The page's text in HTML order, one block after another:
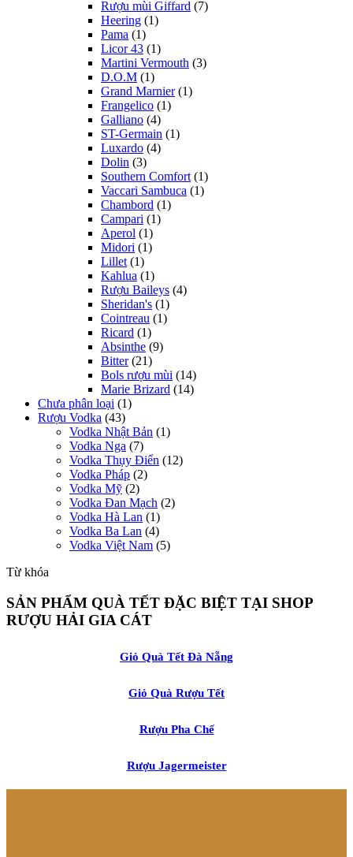
Rượu mùi Giffard (7)
Heering (1)
Pama (1)
Licor 43 (1)
Martini Vermouth (3)
D.O.M (1)
Grand Marnier (1)
Frangelico (1)
Galliano (4)
ST-Germain (1)
Luxardo (4)
Dolin (3)
Southern Comfort (1)
Vaccari Sambuca (1)
Chambord (1)
Campari (1)
Aperol (1)
Midori (1)
Lillet (1)
Kahlua (1)
Rượu Baileys (4)
Sheridan's (1)
Cointreau (1)
Ricard (1)
Absinthe (9)
Bitter (21)
Bols rượu mùi (14)
Marie Brizard (14)
Chưa phân loại (1)
Rượu Vodka (43)
Vodka Nhật Bản (1)
Vodka Nga (7)
Vodka Thụy Điển (12)
Vodka Pháp (2)
Vodka Mỹ (2)
Vodka Đan Mạch (2)
Vodka Hà Lan (1)
Vodka Ba Lan (4)
Vodka Việt Nam (5)
Từ khóa
SẢN PHẨM QUÀ TẾT ĐẶC BIỆT TẠI SHOP
RƯỢU HẢI GIA CÁT
Giỏ Quà Tết Đà Nẵng
Giỏ Quà Rượu Tết
Rượu Pha Chế
Rượu Jagermeister